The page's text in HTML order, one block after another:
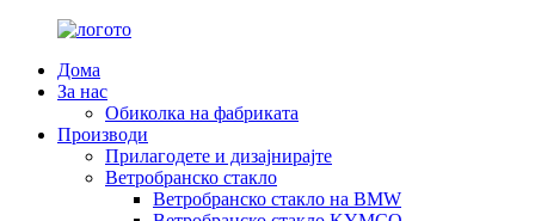
Дома
За нас
Обиколка на фабриката
Производи
Прилагодете и дизајнирајте
Ветробранско стакло
Ветробранско стакло на BMW